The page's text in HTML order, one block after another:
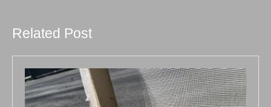
Previous Next
Related Post